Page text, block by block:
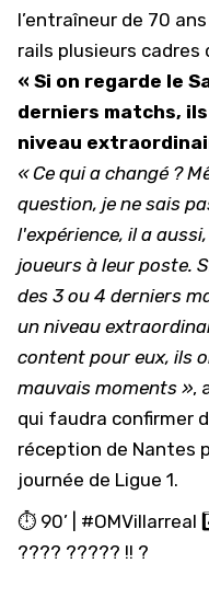
l’entraîneur de 70
rails plusieurs cadres
« Si on regarde le
derniers matchs,
niveau
« Ce qui a changé ?
question, je ne sais
l'expérience, il a
joueurs à leur poste.
des 3 ou 4 derniers
un niveau
content pour eux, ils
mauvais moments »,
qui faudra confirmer
réception de Nantes
journée de Ligue 1.
⏱ 90’ | #OMVillarreal
???? ????? !! ?